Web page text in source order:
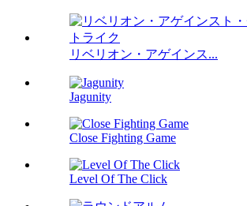
リベリオン・アゲインス...
Jagunity
Close Fighting Game
Level Of The Click